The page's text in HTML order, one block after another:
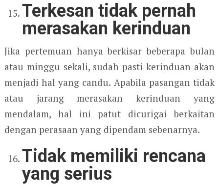
Terkesan tidak pernah
merasakan kerinduan
Jika pertemuan hanya berkisar beberapa bulan
atau minggu sekali, sudah pasti kerinduan akan
menjadi hal yang candu. Apabila pasangan tidak
atau jarang merasakan kerinduan yang
mendalam, hal ini patut dicurigai berkaitan
dengan perasaan yang dipendam sebenarnya.
Tidak memiliki rencana
yang serius